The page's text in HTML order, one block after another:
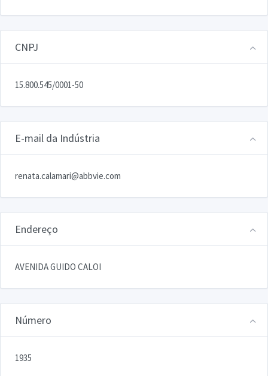
CNPJ
15.800.545/0001-50
E-mail da Indústria
renata.calamari@abbvie.com
Endereço
AVENIDA GUIDO CALOI
Número
1935